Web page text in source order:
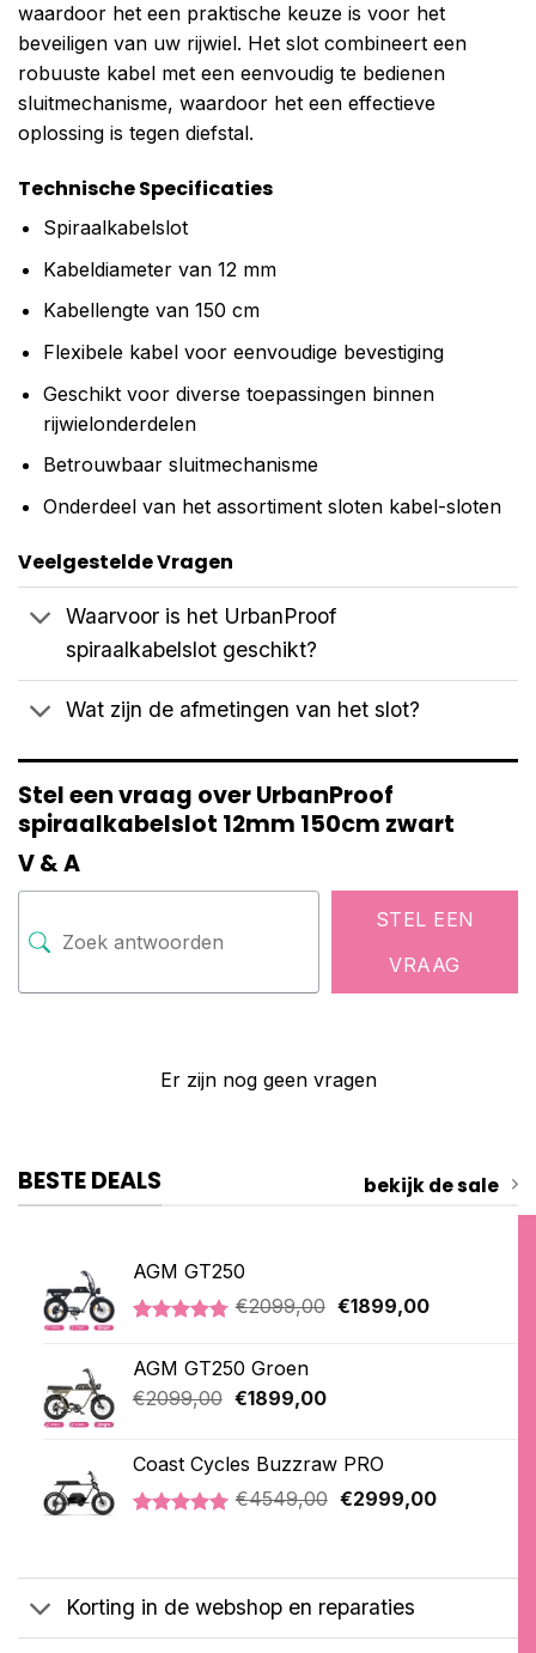
waardoor het een praktische keuze is voor het
beveiligen van uw rijwiel. Het slot combineert een
robuuste kabel met een eenvoudig te bedienen
sluitmechanisme, waardoor het een effectieve
oplossing is tegen diefstal.
Technische Specificaties
Spiraalkabelslot
Kabeldiameter van 12 mm
Kabellengte van 150 cm
Flexibele kabel voor eenvoudige bevestiging
Geschikt voor diverse toepassingen binnen
rijwielonderdelen
Betrouwbaar sluitmechanisme
Onderdeel van het assortiment sloten kabel-sloten
Veelgestelde Vragen
Waarvoor is het UrbanProof
spiraalkabelslot geschikt?
Wat zijn de afmetingen van het slot?
Stel een vraag over UrbanProof
spiraalkabelslot 12mm 150cm zwart
V & A
STEL EEN
VRAAG
Er zijn nog geen vragen
BESTE DEALS bekijk de sale
AGM GT250
gebaseerd
op
klantbeoordelingen
€2099,00 Oorspronkelijke
€1899,00Huidige
AGM GT250 Groen
€2099,00 Oorspronkelijke
€2099,00.
€1899,00Huidige
€1899,00.
Coast Cycles Buzzraw PRO
klantbeoordeling
€4549,00 Oorspronkelijke
€2999,00Huidige
Korting in de webshop en reparaties